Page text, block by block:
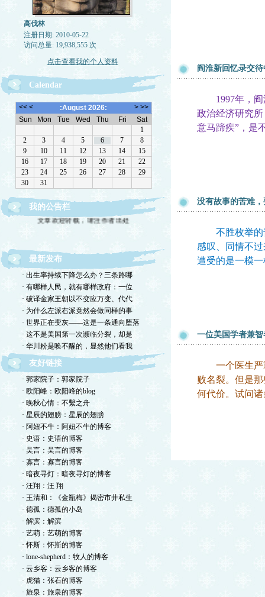
高伐林
注册日期: 2010-05-22
访问总量: 19,938,555 次
点击查看我的个人资料
Calendar
我的公告栏
文章欢迎转载，请注作者出处
最新发布
· 出生率持续下降怎么办？三条路哪
· 有哪样人民，就有哪样政府：一位
· 破译金家王朝以不变应万变、代代
· 为什么左派右派竟然会做同样的事
· 世界正在变灰——这是一条通向堕落
· 这不是美国第一次濒临分裂，却是
· 华川粉是唤不醒的，显然他们看我
友好链接
· 郭家院子：郭家院子
· 欧阳峰：欧阳峰的blog
· 晚秋心情：不繫之舟
· 星辰的翅膀：星辰的翅膀
· 阿妞不牛：阿妞不牛的博客
· 史语：史语的博客
· 吴言：吴言的博客
· 寡言：寡言的博客
· 暗夜寻灯：暗夜寻灯的博客
· 汪翔：汪 翔
· 王清和：《金瓶梅》揭密市井私生
· 德孤：德孤的小岛
· 解滨：解滨
· 艺萌：艺萌的博客
· 怀斯：怀斯的博客
· lone-shepherd：牧人的博客
· 云乡客：云乡客的博客
· 虎猫：张石的博客
· 旅泉：旅泉的博客
阎淮新回忆录交
1997年，阎
政治经济研究
意马蹄疾”，是
没有故事的苦难
不胜枚举的普
感叹、同情不
遭受的是一模
一位美国学者兼
一个医生严重
败名裂。但是
何代价。试问